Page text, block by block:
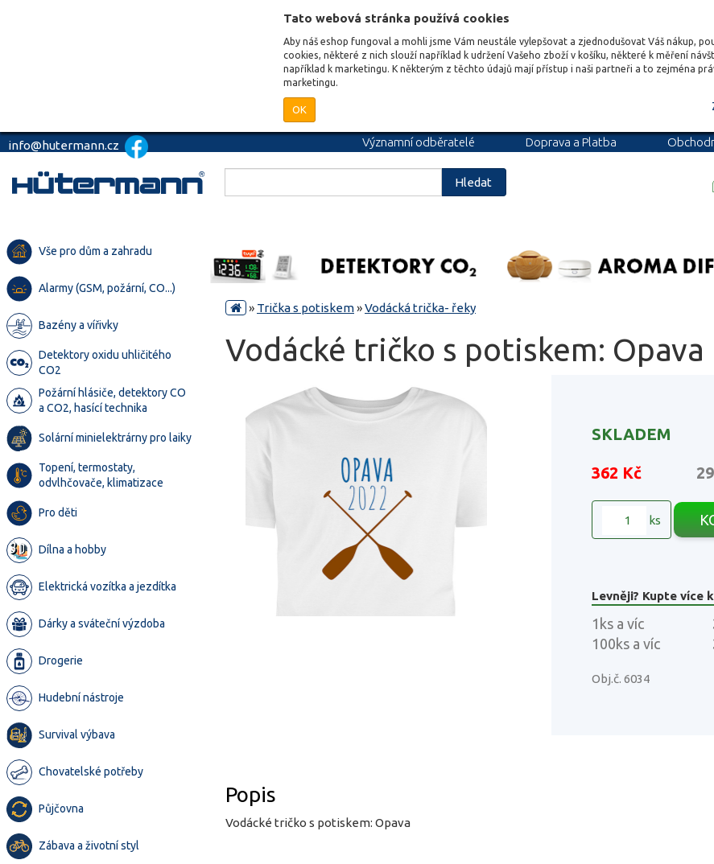
Tato webová stránka používá cookies
Aby náš eshop fungoval a mohli jsme Vám neustále vylepšovat a zjednodušovat Váš nákup,
cookies, některé z nich slouží například k udržení Vašeho zboží v košíku, některé k měření
například k marketingu. K některým z těchto údajů mají přístup i naši partneři a to zejména
marketingu.
OK
info@hutermann.cz Významní odběratelé Doprava a Platba
Hledat
Vše pro dům a zahradu
Alarmy (GSM, požární, CO...)
Bazény a vířivky
Detektory oxidu uhličitého
CO2
Požární hlásiče, detektory CO
a CO2, hasící technika
Solární minielektrárny pro laiky
Topení, termostaty,
odvlhčovače, klimatizace
Pro děti
Dílna a hobby
Elektrická vozítka a jezdítka
Dárky a sváteční výzdoba
Drogerie
Hudební nástroje
Survival výbava
Chovatelské potřeby
Půjčovna
Zábava a životní styl
» Trička s potiskem»Vodácká trička- řeky
Vodácké tričko s potiskem: Opava
SKLADEM
362 Kč
ks
Levněji? Kupte více
1ks a víc
100ks a víc
Obj.č. 6034
Popis
Vodácké tričko s potiskem: Opava